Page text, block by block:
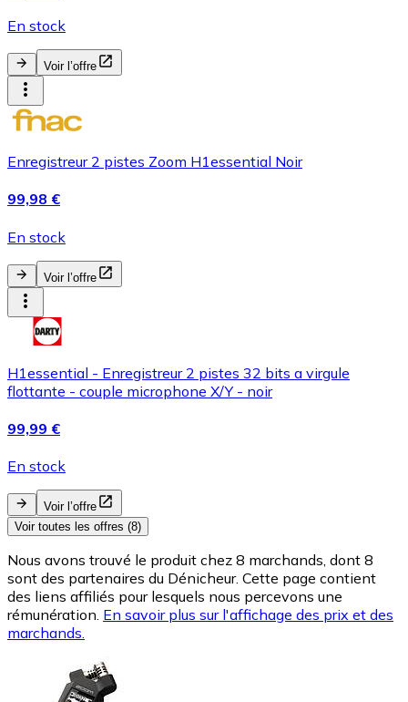
En stock
Voir l’offre
Enregistreur 2 pistes Zoom H1essential Noir
99,98 €
En stock
Voir l’offre
H1essential - Enregistreur 2 pistes 32 bits a virgule
flottante - couple microphone X/Y - noir
99,99 €
En stock
Voir l’offre
Voir toutes les offres (8)
Nous avons trouvé le produit chez 8 marchands, dont 8
sont des partenaires du Dénicheur. Cette page contient
des liens affiliés pour lesquels nous percevons une
rémunération. En savoir plus sur l'affichage des prix et des
marchands.